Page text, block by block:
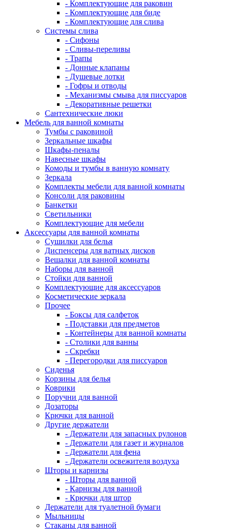
- Комплектующие для раковин
- Комплектующие для биде
- Комплектующие для слива
Системы слива
- Сифоны
- Сливы-переливы
- Трапы
- Донные клапаны
- Душевые лотки
- Гофры и отводы
- Механизмы смыва для писсуаров
- Декоративные решетки
Сантехнические люки
Мебель для ванной комнаты
Тумбы с раковиной
Зеркальные шкафы
Шкафы-пеналы
Навесные шкафы
Комоды и тумбы в ванную комнату
Зеркала
Комплекты мебели для ванной комнаты
Консоли для раковины
Банкетки
Светильники
Комплектующие для мебели
Аксессуары для ванной комнаты
Сушилки для белья
Диспенсеры для ватных дисков
Вешалки для ванной комнаты
Наборы для ванной
Стойки для ванной
Комплектующие для аксессуаров
Косметические зеркала
Прочее
- Боксы для салфеток
- Подставки для предметов
- Контейнеры для ванной комнаты
- Столики для ванны
- Скребки
- Перегородки для писсуаров
Сиденья
Корзины для белья
Коврики
Поручни для ванной
Дозаторы
Крючки для ванной
Другие держатели
- Держатели для запасных рулонов
- Держатели для газет и журналов
- Держатели для фена
- Держатели освежителя воздуха
Шторы и карнизы
- Шторы для ванной
- Карнизы для ванной
- Крючки для штор
Держатели для туалетной бумаги
Мыльницы
Стаканы для ванной